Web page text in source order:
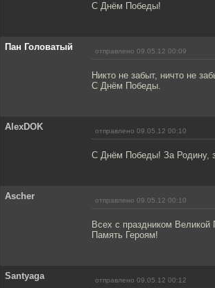
С Днём Победы!
Пан Головатый отправлено 09.05.12 00:09
Никто не забыт, ничто не
С Днём Победы.
AlexDOK отправлено 09.05.12 00:10
С Днём Победы! За Родину,
Ascher отправлено 09.05.12 00:10
Всех с праздником
Память Героям!
Santyaga отправлено 09.05.12 00:12